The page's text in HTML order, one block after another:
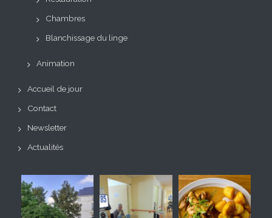
Chambres
Blanchissage du linge
Animation
Accueil de jour
Contact
Newsletter
Actualités